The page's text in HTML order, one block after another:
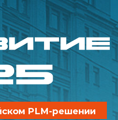
решении